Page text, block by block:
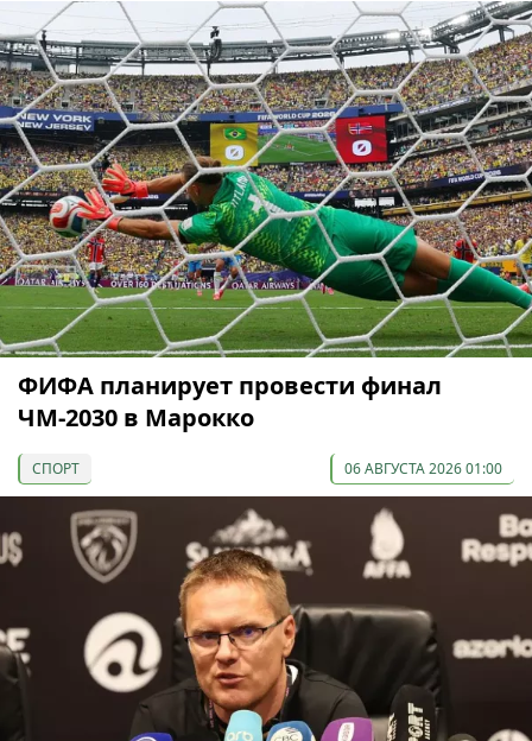
ФИФА планирует провести финал
ЧМ-2030 в Марокко
СПОРТ 06 АВГУСТА 2026 01:00